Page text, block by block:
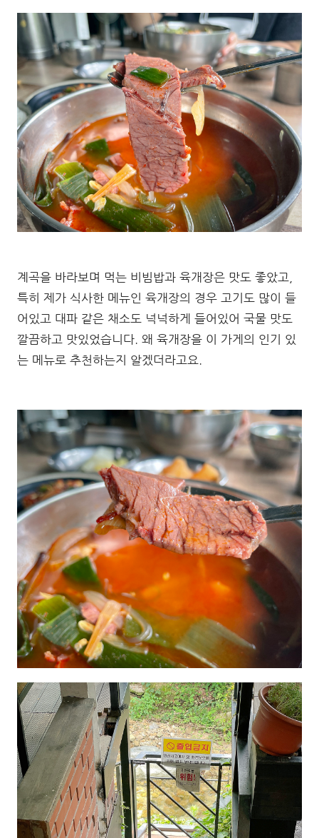
계곡을 바라보며 먹는 비빔밥과 육개장은 맛도 좋았고,
특히 제가 식사한 메뉴인 육개장의 경우 고기도 많이 들
어있고 대파 같은 채소도 넉넉하게 들어있어 국물 맛도
깔끔하고 맛있었습니다. 왜 육개장을 이 가게의 인기 있
는 메뉴로 추천하는지 알겠더라고요.